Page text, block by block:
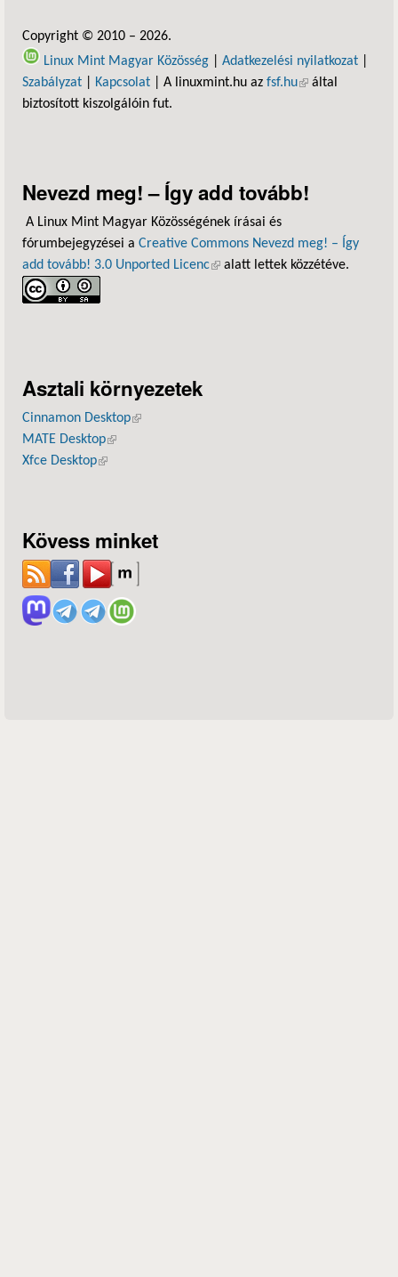
Copyright © 2010 – 2026.
Linux Mint Magyar Közösség
Adatkezelési nyilatkozat
Szabályzat
Kapcsolat | A linuxmint.hu az fsf.hu(külső hivatkozás)
által
biztosított kiszolgálóin fut.
Nevezd meg! – Így add tovább!
A Linux Mint Magyar Közösségének írásai és
fórumbejegyzései a Creative Commons Nevezd meg! – Így
add tovább! 3.0 Unported Licenc(külső hivatkozás)
alatt lettek közzétéve.
Asztali környezetek
Cinnamon Desktop(külső hivatkozás)
MATE Desktop(külső hivatkozás)
Xfce Desktop(külső hivatkozás)
Kövess minket